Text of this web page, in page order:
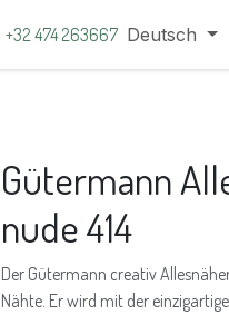
+32 474 263667 Deutsch
Gütermann
nude 414
Der Gütermann creativ
Nähte. Er wird mit der